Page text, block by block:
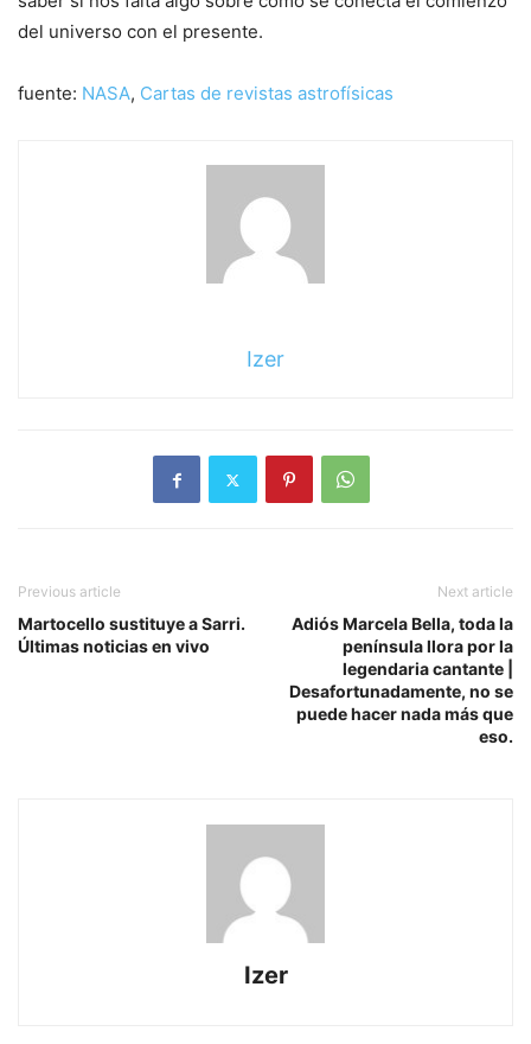
del universo con el presente.
fuente: NASA, Cartas de revistas astrofísicas
Izer
Previous article
Martocello sustituye a Sarri.
Últimas noticias en vivo
Next article
Adiós Marcela Bella, toda la
península llora por la
legendaria cantante |
Desafortunadamente, no se
puede hacer nada más que
eso.
Izer